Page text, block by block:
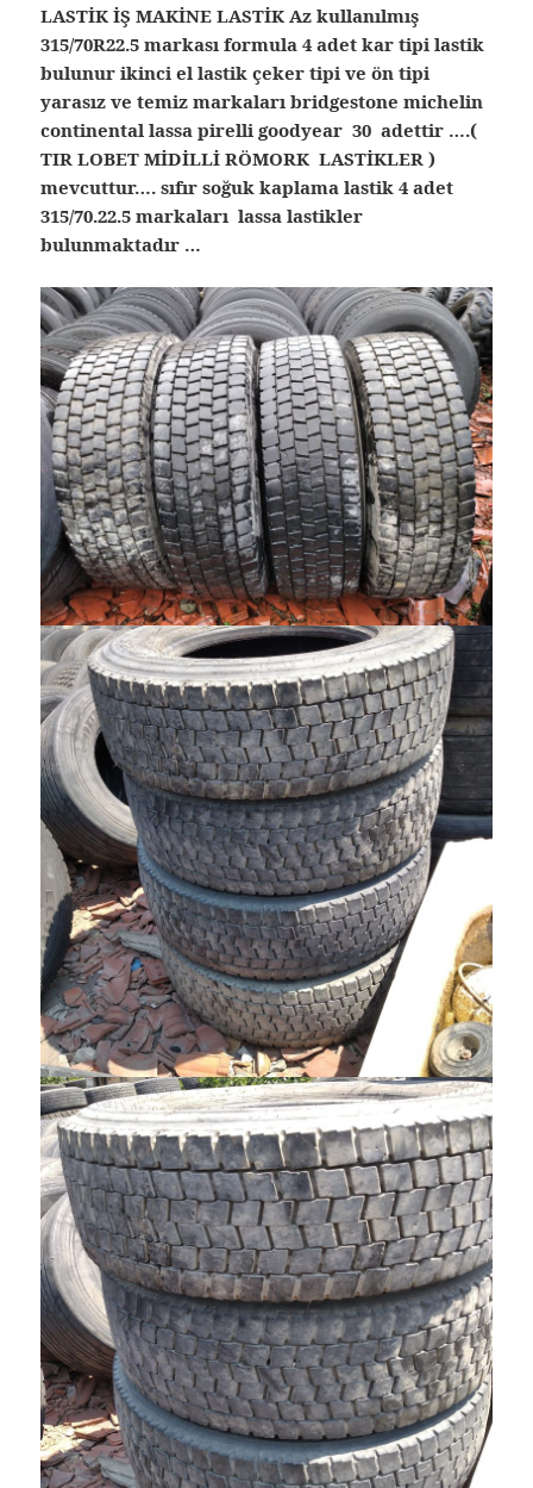
LASTİK İŞ MAKİNE LASTİK Az kullanılmış
315/70R22.5 markası formula 4 adet kar tipi lastik
bulunur ikinci el lastik çeker tipi ve ön tipi
yarasız ve temiz markaları bridgestone michelin
continental lassa pirelli goodyear 30 adettir ….(
TIR LOBET MİDİLLİ RÖMORK LASTİKLER )
mevcuttur…. sıfır soğuk kaplama lastik 4 adet
315/70.22.5 markaları lassa lastikler
bulunmaktadır …